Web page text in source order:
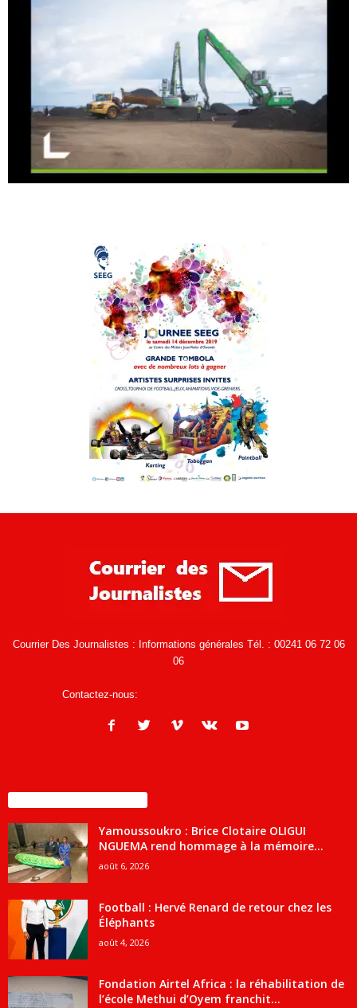
Courrier Des Journalistes : Informations générales Tél. : 00241 06 72 06
06
Contactez-nous:
Yamoussoukro : Brice Clotaire OLIGUI
NGUEMA rend hommage à la mémoire...
août 6, 2026
Football : Hervé Renard de retour chez les
Éléphants
août 4, 2026
Fondation Airtel Africa : la réhabilitation de
l’école Methui d’Oyem franchit...